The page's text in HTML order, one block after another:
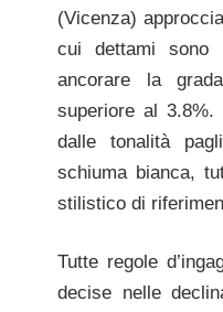
(Vicenza)
cui dettami sono
ancorare la
superiore al
dalle tonalità
schiuma bianca,
stilistico di
Tutte regole
decise nelle